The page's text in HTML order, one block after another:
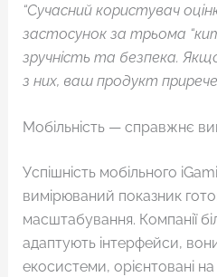
“Сучасний користувач
застосунок за трьома
зручність та безпека.
з них, ваш продукт
Мобільність — справжнє
Успішність мобільного
вимірюваний показник
масштабування. Компанії
адаптують інтерфейси,
екосистеми, орієнтовані